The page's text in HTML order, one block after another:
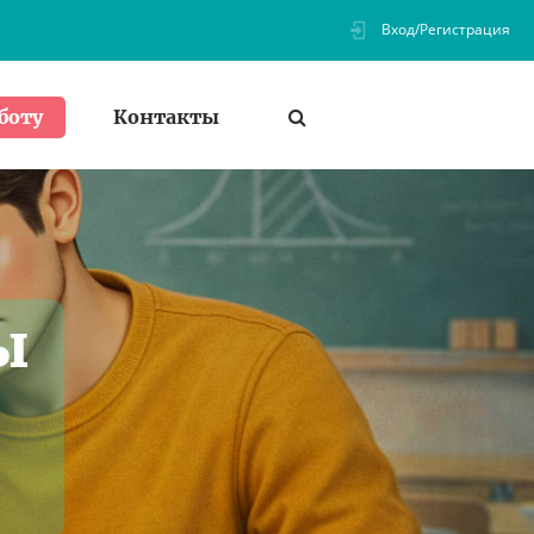
Вход/Регистрация
Контакты